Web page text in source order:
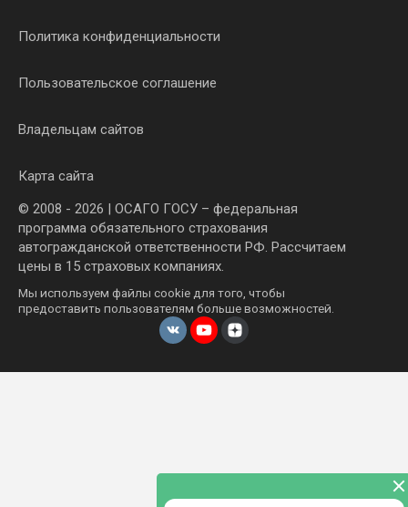
Политика конфиденциальности
Пользовательское соглашение
Владельцам сайтов
Карта сайта
© 2008 - 2026 | ОСАГО ГОСУ – федеральная
программа обязательного страхования
автогражданской ответственности РФ. Рассчитаем
цены в 15 страховых компаниях.
Мы используем файлы cookie для того, чтобы
предоставить пользователям больше возможностей.